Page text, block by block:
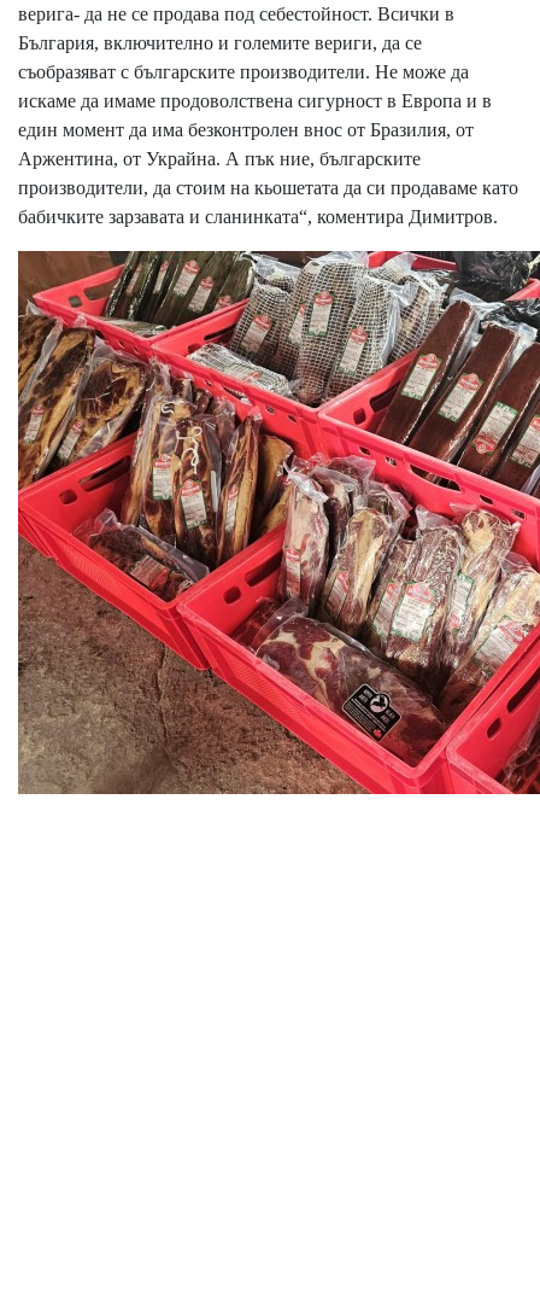
верига- да не се продава под себестойност. Всички в
България, включително и големите вериги, да се
съобразяват с българските производители. Не може да
искаме да имаме продоволствена сигурност в Европа и в
един момент да има безконтролен внос от Бразилия, от
Аржентина, от Украйна. А пък ние, българските
производители, да стоим на кьошетата да си продаваме като
бабичките зарзавата и сланинката“, коментира Димитров.